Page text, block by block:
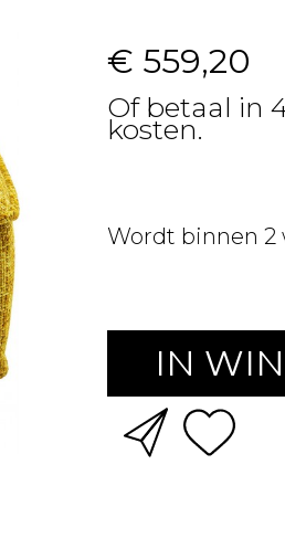
€ 559,20
Of betaal in
kosten.
Wordt binnen 2
IN